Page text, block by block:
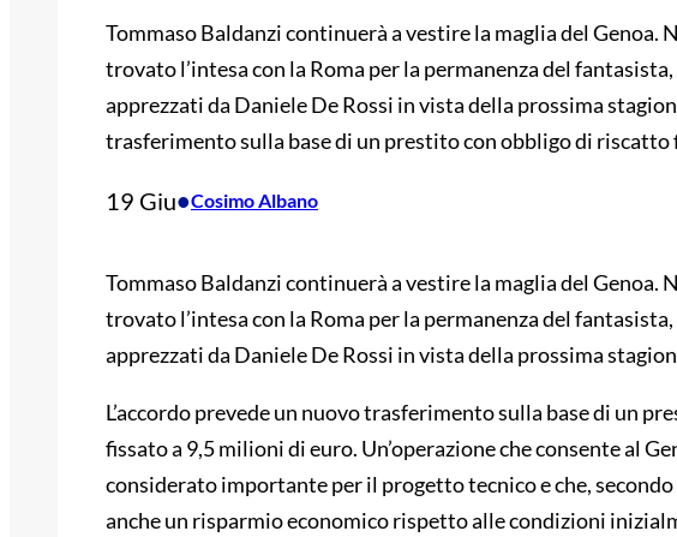
Tommaso Baldanzi continuerà a vestire la maglia del Genoa.
trovato l’intesa con la Roma per la permanenza del
apprezzati da Daniele De Rossi in vista della prossima
trasferimento sulla base di un prestito con obbligo di
19 Giu•Cosimo Albano
Tommaso Baldanzi continuerà a vestire la maglia del Genoa.
trovato l’intesa con la Roma per la permanenza del
apprezzati da Daniele De Rossi in vista della prossima
L’accordo prevede un nuovo trasferimento sulla base di un
fissato a 9,5 milioni di euro. Un’operazione che consente al
considerato importante per il progetto tecnico e che,
anche un risparmio economico rispetto alle condizioni